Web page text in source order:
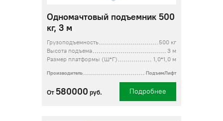
Одномачтовый подъемник 500
кг, 3 м
Грузоподъемность
500 кг
Высота подъема
3 м
Размер платформы (Ш*Г)
1,0*1,0 м
Производитель ПодъемЛифт
От 580000 руб. Подробнее